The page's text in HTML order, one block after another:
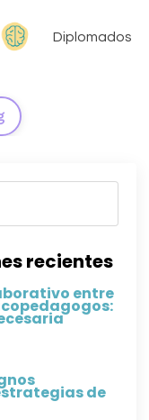
Diplomados
recientes
entre
de